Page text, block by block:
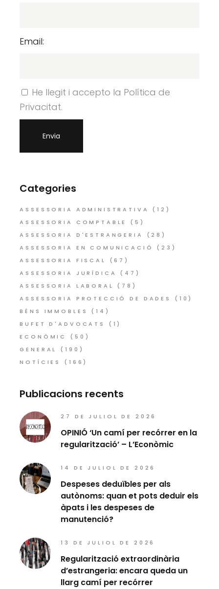
Email:
He llegit i accepto la Política de
Privacitat.
Categories
ASSESSORIA ADMINISTRATIVA
(12)
ASSESSORIA COMPTABLE
(5)
ASSESSORIA D'ESTRANGERIA
(28)
ASSESSORIA EN COMUNICACIÓ
(23)
ASSESSORIA FISCAL
(67)
ASSESSORIA JURÍDICA
(47)
ASSESSORIA LABORAL
(78)
ASSESSORIA PROTECCIÓ DE DADES
(10)
BÉNS IMMOBLES
(14)
BUFET D'ADVOCATS
(1)
ECONÒMIC
(50)
GENERAL
(190)
NOTÍCIES
(166)
Publicacions recents
27 DE JULIOL DE 2026
OPINIÓ ‘Un camí per recórrer en la
regularització’ – L’Econòmic
14 DE JULIOL DE 2026
Despeses deduïbles per als
autònoms: quan et pots deduir els
àpats i les despeses de
manutenció?
13 DE JULIOL DE 2026
Regularització extraordinària
d’estrangeria: encara queda un
llarg camí per recórrer